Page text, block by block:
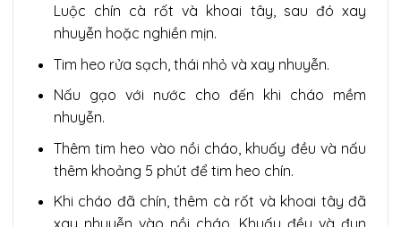
Luộc chín cà rốt và khoai tây, sau đó xay
nhuyễn hoặc nghiền mịn.
Tim heo rửa sạch, thái nhỏ và xay nhuyễn.
Nấu gạo với nước cho đến khi cháo mềm
nhuyễn.
Thêm tim heo vào nồi cháo, khuấy đều và nấu
thêm khoảng 5 phút để tim heo chín.
Khi cháo đã chín, thêm cà rốt và khoai tây đã